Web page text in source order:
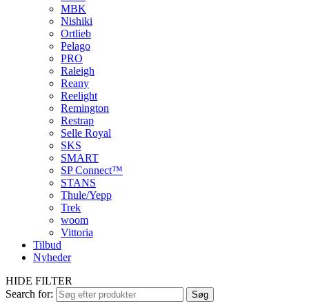
MBK
Nishiki
Ortlieb
Pelago
PRO
Raleigh
Reany
Reelight
Remington
Restrap
Selle Royal
SKS
SMART
SP Connect™
STANS
Thule/Yepp
Trek
woom
Vittoria
Tilbud
Nyheder
HIDE FILTER
Search for:
Søg